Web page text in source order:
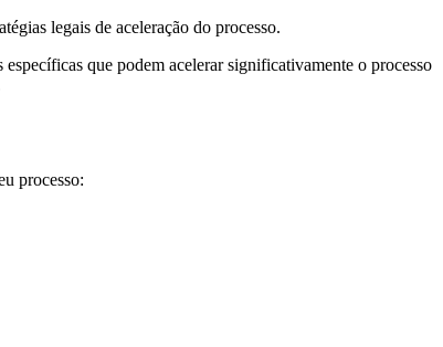
legais de aceleração do processo.
que podem acelerar significativamente o processo
processo: